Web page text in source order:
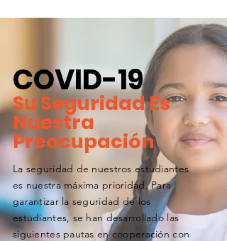
COVID-19
Su Seguridad Es
Nuestra
Preocupación
La seguridad de nuestros estudiantes
es nuestra máxima prioridad. Para
garantizar la seguridad de los
estudiantes, se han desarrollado las
siguientes pautas en cooperación con